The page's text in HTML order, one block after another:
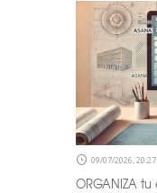
09/07/2026, 20:27
ORGANIZA